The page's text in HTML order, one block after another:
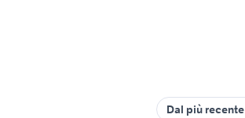
Dal più recente